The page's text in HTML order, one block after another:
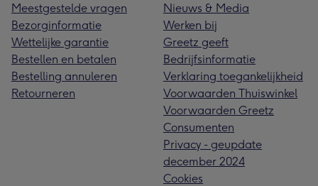
Meestgestelde vragen
Bezorginformatie
Wettelijke garantie
Bestellen en betalen
Bestelling annuleren
Retourneren
Nieuws & Media
Werken bij
Greetz geeft
Bedrijfsinformatie
Verklaring toegankelijkheid
Voorwaarden Thuiswinkel
Voorwaarden Greetz
Consumenten
Privacy - geupdate
december 2024
Cookies